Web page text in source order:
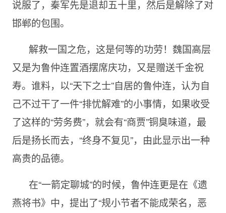
说服了，秦军先是退却五十里，然后是解除了对
邯郸的包围。
解救一国之危，这是何等的功劳！魏国高层
又是为鲁仲连置酒摆席庆功，又是赠送千金祝
寿。谁料，以“天下之士”自居的鲁仲连，认为自
己不过干了一件“排忧解难”的小事情，如果收受
了这样的“劳务费”，就会有“商贾”铜臭味道，最
后是扬长而去，“终身不复见”，由此显示出一种
高贵的品德。
在“一箭定聊城”的时候，鲁仲连更是在《遗
燕将书》中，提出了“规小节者不能成荣名，恶